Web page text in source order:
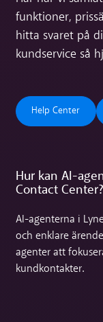
funktioner,
hitta svaret på
kundservice så
Help
Help Center
Hur kan AI-
Contact Center?‍
AI-agenterna i
och enklare
agenter att
kundkontakter.